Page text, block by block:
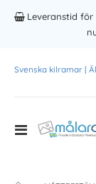
Leveranstid för
Svenska kilramar |
Toggle